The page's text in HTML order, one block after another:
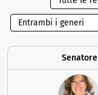
Senatore